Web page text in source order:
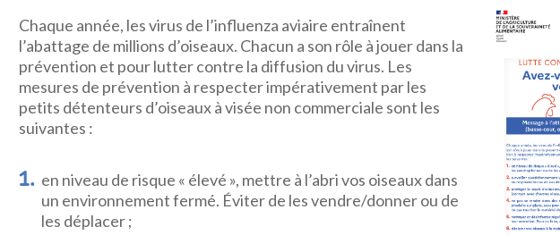
Chaque année, les virus de l’influenza aviaire entraînent
l’abattage de millions d’oiseaux. Chacun a son rôle à jouer dans la
prévention et pour lutter contre la diffusion du virus. Les
mesures de prévention à respecter impérativement par les
petits détenteurs d’oiseaux à visée non commerciale sont les
suivantes :
en niveau de risque « élevé », mettre à l’abri vos oiseaux dans
un environnement fermé. Éviter de les vendre/donner ou de
les déplacer ;